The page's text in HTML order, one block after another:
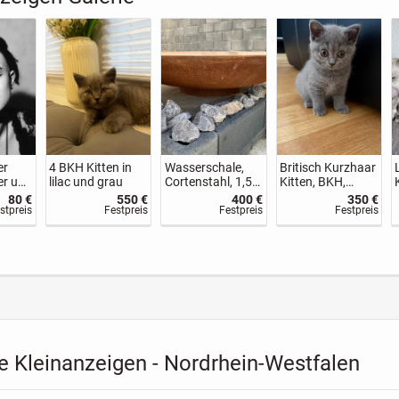
500 €
VB
Britisch Kurzhaar
Kitten
500 €
VB
Fuxuan
Wellnessmassag
e Düsseldorf –
Mit neuer Kollegin
ab 28.06.
30 €
Festpreis
Unsere kleinen
Maine-Coon-
Schätze suchen
ihr Zuhause
750 €
Festpreis
Kleinanzeigen - Nordrhein-Westfalen